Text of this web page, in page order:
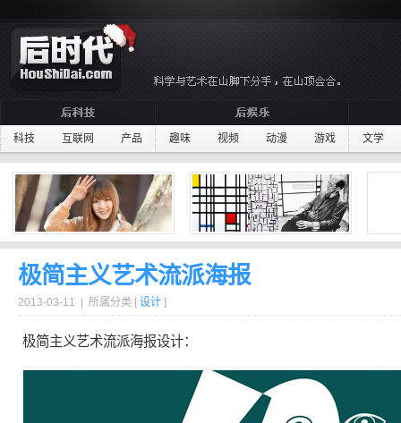
科技 互联网 产品 趣味 视频 动漫 游戏 文学
极简主义艺术流派海报
2013-03-11 | 所属分类 [ 设计 ]
极简主义艺术流派海报设计：